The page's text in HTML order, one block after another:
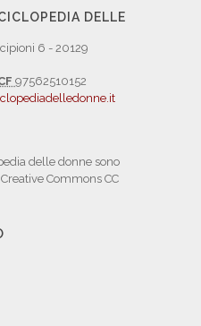
DELLE
6 - 20129
97562510152
delle donne sono
Commons CC